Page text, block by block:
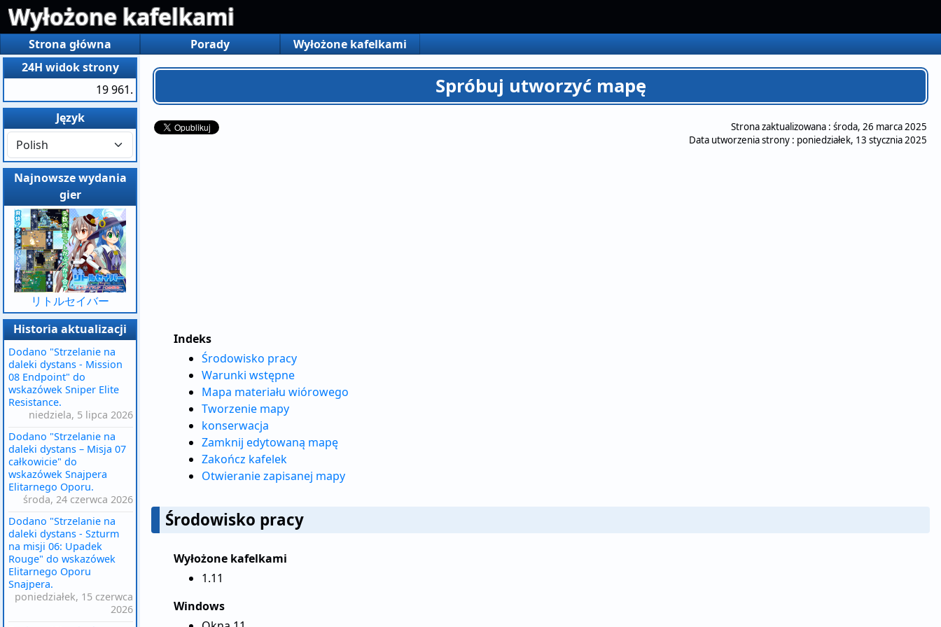
Wyłożone kafelkami
Strona główna Porady Wyłożone kafelkami
Spróbuj utworzyć mapę
Strona zaktualizowana : środa, 26 marca 2025
Data utworzenia strony : poniedziałek, 13 stycznia 2025
Indeks
Środowisko pracy
Warunki wstępne
Mapa materiału wiórowego
Tworzenie mapy
konserwacja
Zamknij edytowaną mapę
Zakończ kafelek
Otwieranie zapisanej mapy
Środowisko pracy
Wyłożone kafelkami
1.11
Windows
24H widok strony
19 961.
Język
Najnowsze wydania
gier
リトルセイバー
Historia aktualizacji
Dodano "Strzelanie na
daleki dystans - Mission
08 Endpoint" do
wskazówek Sniper Elite
Resistance.
niedziela, 5 lipca 2026
Dodano "Strzelanie na
daleki dystans – Misja 07
całkowicie" do
wskazówek Snajpera
Elitarnego Oporu.
środa, 24 czerwca 2026
Dodano "Strzelanie na
daleki dystans - Szturm
na misji 06: Upadek
Rouge" do wskazówek
Elitarnego Oporu
Snajpera.
poniedziałek, 15 czerwca
2026